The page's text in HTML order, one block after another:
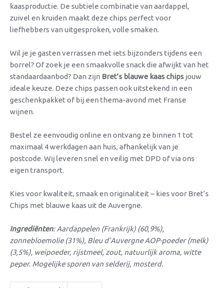
kaasproductie. De subtiele combinatie van aardappel,
zuivel en kruiden maakt deze chips perfect voor
liefhebbers van uitgesproken, volle smaken.
Wil je je gasten verrassen met iets bijzonders tijdens een
borrel? Of zoek je een smaakvolle snack die afwijkt van het
standaardaanbod? Dan zijn Bret’s blauwe kaas chips jouw
ideale keuze. Deze chips passen ook uitstekend in een
geschenkpakket of bij een thema-avond met Franse
wijnen.
Bestel ze eenvoudig online en ontvang ze binnen 1 tot
maximaal 4 werkdagen aan huis, afhankelijk van je
postcode. Wij leveren snel en veilig met DPD of via ons
eigen transport.
Kies voor kwaliteit, smaak en originaliteit – kies voor Bret’s
Chips met blauwe kaas uit de Auvergne.
Ingrediënten: Aardappelen (Frankrijk) (60,9%),
zonnebloemolie (31%), Bleu d’Auvergne AOP-poeder (melk)
(3,5%), weipoeder, rijstmeel, zout, natuurlijk aroma, witte
peper. Mogelijke sporen van selderij, mosterd.